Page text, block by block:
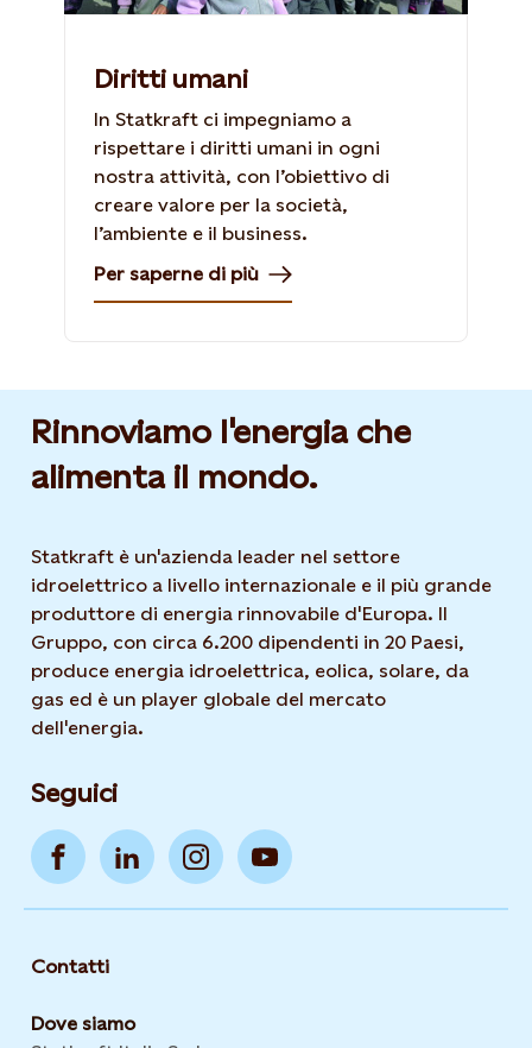
Diritti umani
In Statkraft ci impegniamo a
rispettare i diritti umani in ogni
nostra attività, con l’obiettivo di
creare valore per la società,
l’ambiente e il business.
Per saperne di più
Rinnoviamo l'energia che
alimenta il mondo.
Statkraft è un'azienda leader nel settore
idroelettrico a livello internazionale e il più grande
produttore di energia rinnovabile d'Europa. Il
Gruppo, con circa 6.200 dipendenti in 20 Paesi,
produce energia idroelettrica, eolica, solare, da
gas ed è un player globale del mercato
dell'energia.
Seguici
Contatti
Dove siamo